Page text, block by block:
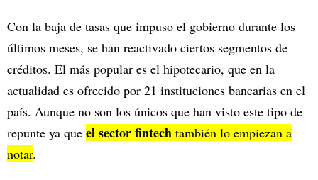
Con la baja de tasas que impuso el gobierno durante los
últimos meses, se han reactivado ciertos segmentos de
créditos. El más popular es el hipotecario, que en la
actualidad es ofrecido por 21 instituciones bancarias en el
país. Aunque no son los únicos que han visto este tipo de
repunte ya que el sector fintech también lo empiezan a
notar.